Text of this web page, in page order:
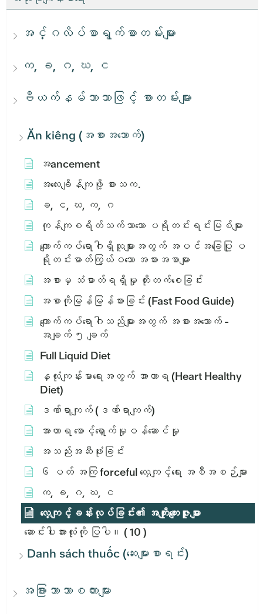
အင်္ဂလိပ်စာရွက်စာတမ်းများ
က, ခ, ဂ, ဃ, င
ဗီယက်နမ်ဘာသာဖြင့် စာတမ်းများ
Ăn kiêng (အစားအသောက်)
အ​ancement
အ​လေး​ချိန်​ကျ​ဖို့​ စား​သ​က​.
ခ, င, ဃ, က, ဂ
ကုန်ကျစရိတ်သက်သာသော ပရိုတင်းရင်းမြစ်များ
ကျောက်ကပ်ရောဂါရှိသူများအတွက် အပင်အခြေပြု ပ
ရိုတင်းဓာတ်ကြွယ်ဝသော အစားအစာများ
အစာမှ သံဓာတ်ရရှိမှု တိုးတက်စေခြင်း
အစာကိုမြန်မြန်စားခြင်း (Fast Food Guide)
ကျောက်ကပ်ရောဂါသည်များအတွက် အစားအသောက် -
အချက် ၅ ချက်
Full Liquid Diet
နှလုံးကျန်းမာရေးအတွက် အာဟာရ (Heart Healthy
Diet)
ဒဏ်ရာကျက် (ဒဏ်ရာကျက်)
အာဟာရ စောင့်ရှောက်မှုဝန်ဆောင်မှု
အသည်းအဆီဖုံးခြင်း
၆ ပတ် အကြ forceful လေ့ကျင့်ရေး အစီအစဉ်များ
က, ခ, ဂ, ဃ, င
လေ့ကျင့်ခန်းလုပ်ခြင်း၏ အကျိုးကျေးဇူးများ
ဆောင်းပါးအားလုံးကို ပြပါ။ ( 10 )
Danh sách thuốc (ဆေးများစာရင်း)
အခြားဘာသာစကားများ